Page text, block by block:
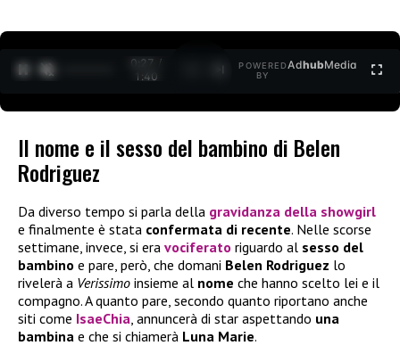
0:27 /
1:40
POWERED
BY
AdhubMedia
Il nome e il sesso del bambino di Belen
Rodriguez
Da diverso tempo si parla della gravidanza della showgirl
e finalmente è stata confermata di recente. Nelle scorse
settimane, invece, si era vociferato riguardo al sesso del
bambino e pare, però, che domani Belen Rodriguez lo
rivelerà a Verissimo insieme al nome che hanno scelto lei e il
compagno. A quanto pare, secondo quanto riportano anche
siti come IsaeChia, annuncerà di star aspettando una
bambina e che si chiamerà Luna Marie.